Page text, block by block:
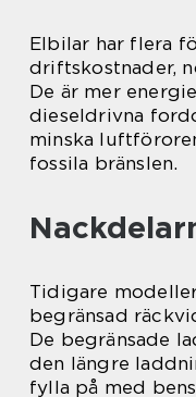
Elbilar har flera
driftskostnader,
De är mer
dieseldrivna
minska
fossila bränslen.
Tidigare
begränsad
De begränsade
den längre
fylla på med